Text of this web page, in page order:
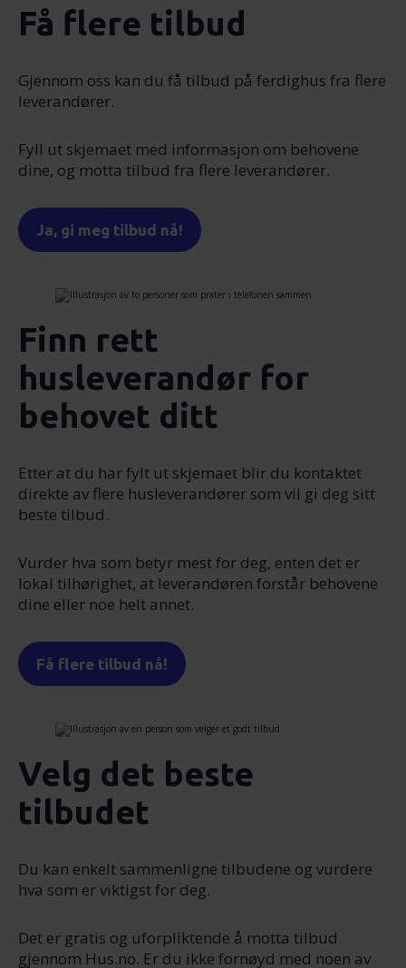
Få flere tilbud
Gjennom oss kan du få tilbud på ferdighus fra flere
leverandører.
Fyll ut skjemaet med informasjon om behovene
dine, og motta tilbud fra flere leverandører.
Ja, gi meg tilbud nå!
Finn rett
husleverandør for
behovet ditt
Etter at du har fylt ut skjemaet blir du kontaktet
direkte av flere husleverandører som vil gi deg sitt
beste tilbud.
Vurder hva som betyr mest for deg, enten det er
lokal tilhørighet, at leverandøren forstår behovene
dine eller noe helt annet.
Få flere tilbud nå!
Velg det beste
tilbudet
Du kan enkelt sammenligne tilbudene og vurdere
hva som er viktigst for deg.
Det er gratis og uforpliktende å motta tilbud
gjennom Hus.no. Er du ikke fornøyd med noen av